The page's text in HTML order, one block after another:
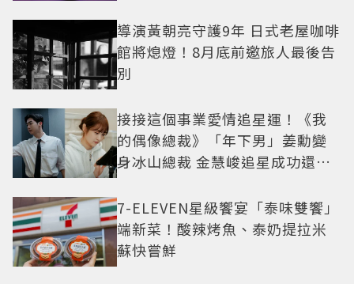
導演黃朝亮守護9年 日式老屋咖啡
館將熄燈！8月底前邀旅人最後告
別
接接這個事業愛情追星運！《我
的偶像總裁》「年下男」姜勳變
身冰山總裁 金慧峻追星成功還偶
7-ELEVEN星級饗宴「泰味雙饗」
端新菜！酸辣烤魚、泰奶提拉米
蘇快嘗鮮